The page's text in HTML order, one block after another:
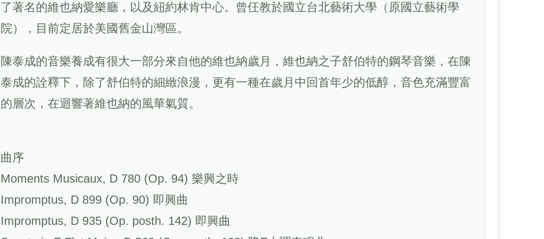
了著名的維也納愛樂廳，以及紐約林肯中心。曾仼教於國立台北藝術大學（原國立藝術學
院），目前定居於美國舊金山灣區。
陳泰成的音樂養成有很大一部分來自他的維也納歲月，維也納之子舒伯特的鋼琴音樂，在陳
泰成的詮釋下，除了舒伯特的細緻浪漫，更有一種在歲月中回首年少的低醇，音色充滿豐富
的層次，在迴響著維也納的風華氣質。
曲序
Moments Musicaux, D 780 (Op. 94) 樂興之時
Impromptus, D 899 (Op. 90) 即興曲
Impromptus, D 935 (Op. posth. 142) 即興曲